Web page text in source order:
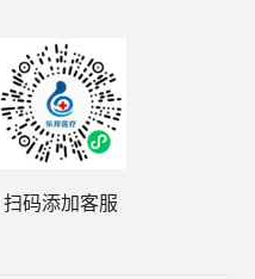
扫码添加客服